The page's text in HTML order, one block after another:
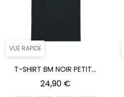
VUE RAPIDE
T-SHIRT BM NOIR PETIT...
24,90 €Prix